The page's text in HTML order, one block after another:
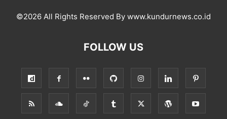
©2026 All Rights Reserved By www.kundurnews.co.id
FOLLOW US